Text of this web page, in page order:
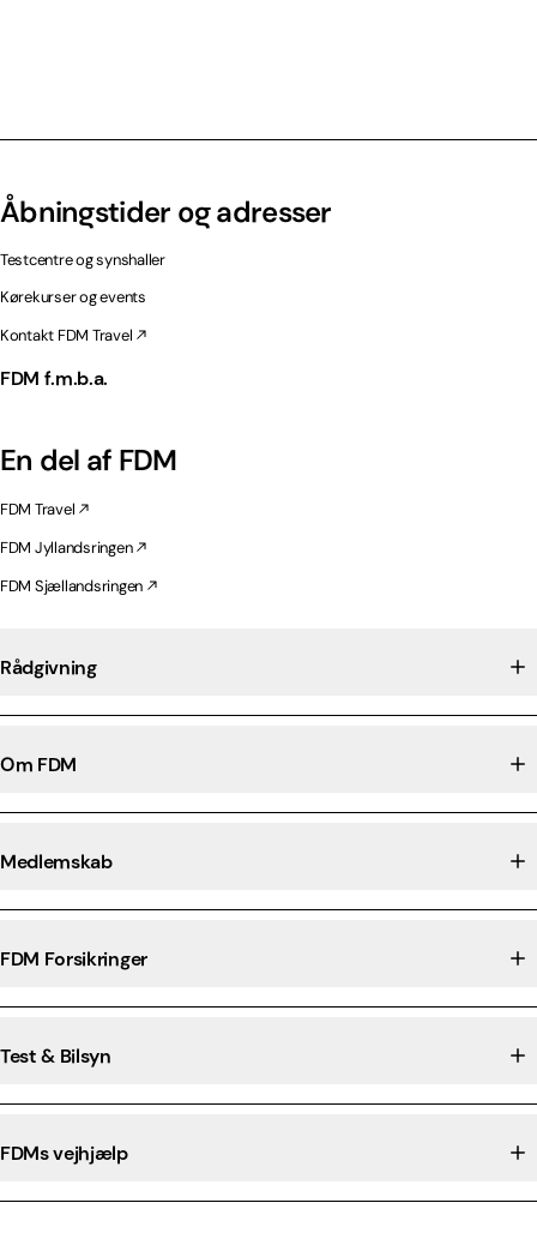
Åbningstider og adresser
Testcentre og synshaller
Kørekurser og events
Kontakt FDM Travel
FDM f.m.b.a.
En del af FDM
FDM Travel
FDM Jyllandsringen
FDM Sjællandsringen
Rådgivning
Om FDM
Medlemskab
FDM Forsikringer
Test & Bilsyn
FDMs vejhjælp